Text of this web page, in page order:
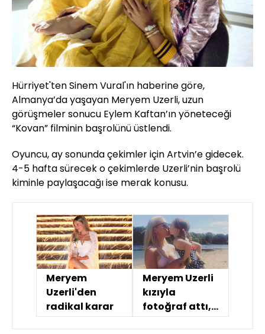
Hürriyet'ten Sinem Vural'ın haberine göre,
Almanya’da yaşayan Meryem Uzerli, uzun
görüşmeler sonucu Eylem Kaftan’ın yöneteceği
“Kovan” filminin başrolünü üstlendi.
Oyuncu, ay sonunda çekimler için Artvin’e gidecek.
4-5 hafta sürecek o çekimlerde Uzerli’nin başrolü
kiminle paylaşacağı ise merak konusu.
Meryem
Uzerli'den
radikal karar
Meryem Uzerli
kızıyla
fotoğraf attı,
olay oldu!